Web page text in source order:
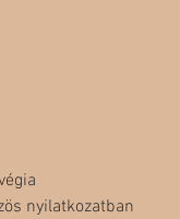
nyilatkozatban